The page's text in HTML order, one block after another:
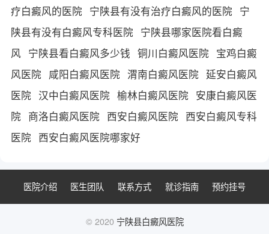
疗白癜风的医院 宁陕县有没有治疗白癜风的医院 宁
陕县有没有白癜风专科医院 宁陕县哪家医院看白癜
风 宁陕县看白癜风多少钱 铜川白癜风医院 宝鸡白癜
风医院 咸阳白癜风医院 渭南白癜风医院 延安白癜风
医院 汉中白癜风医院 榆林白癜风医院 安康白癜风医
院 商洛白癜风医院 西安白癜风医院 西安白癜风专科
医院 西安白癜风医院哪家好
医院介绍 医生团队 联系方式 就诊指南 预约挂号
© 2020 宁陕县白癜风医院